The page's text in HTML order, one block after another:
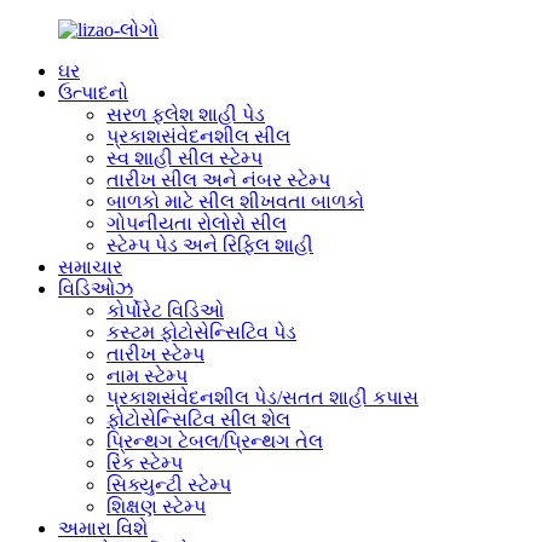
ઘર
ઉત્પાદનો
સરળ ફ્લેશ શાહી પેડ
પ્રકાશસંવેદનશીલ સીલ
સ્વ શાહી સીલ સ્ટેમ્પ
તારીખ સીલ અને નંબર સ્ટેમ્પ
બાળકો માટે સીલ શીખવતા બાળકો
ગોપનીયતા રોલોરો સીલ
સ્ટેમ્પ પેડ અને રિફિલ શાહી
સમાચાર
વિડિઓઝ
કોર્પોરેટ વિડિઓ
કસ્ટમ ફોટોસેન્સિટિવ પેડ
તારીખ સ્ટેમ્પ
નામ સ્ટેમ્પ
પ્રકાશસંવેદનશીલ પેડ/સતત શાહી કપાસ
ફોટોસેન્સિટિવ સીલ શેલ
પ્રિન્થગ ટેબલ/પ્રિન્થગ તેલ
રિંક સ્ટેમ્પ
સિક્યુન્ટી સ્ટેમ્પ
શિક્ષણ સ્ટેમ્પ
અમારા વિશે